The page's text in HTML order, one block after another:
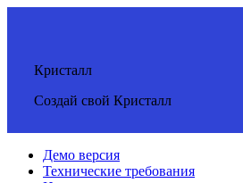
Кристалл
Создай свой Кристалл
Демо версия
Технические требования